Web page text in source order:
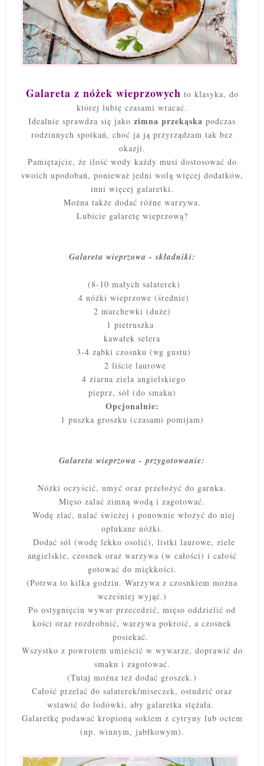
Galareta z nóżek wieprzowych to klasyka, do
której lubię czasami wracać.
Idealnie sprawdza się jako zimna przekąska podczas
rodzinnych spotkań, choć ja ją przyrządzam tak bez
okazji.
Pamiętajcie, że ilość wody każdy musi dostosować do
swoich upodobań, ponieważ jedni wolą więcej dodatków,
inni więcej galaretki.
Można także dodać różne warzywa.
Lubicie galaretę wieprzową?
Galareta wieprzowa - składniki:
(8-10 małych salaterek)
4 nóżki wieprzowe (średnie)
2 marchewki (duże)
1 pietruszka
kawałek selera
3-4 ząbki czosnku (wg gustu)
2 liście laurowe
4 ziarna ziela angielskiego
pieprz, sól (do smaku)
Opcjonalnie:
1 puszka groszku (czasami pomijam)
Galareta wieprzowa - przygotowanie:
Nóżki oczyścić, umyć oraz przełożyć do garnka.
Mięso zalać zimną wodą i zagotować.
Wodę zlać, nalać świeżej i ponownie włożyć do niej
opłukane nóżki.
Dodać sól (wodę lekko osolić), listki laurowe, ziele
angielskie, czosnek oraz warzywa (w całości) i całość
gotować do miękkości.
(Potrwa to kilka godzin. Warzywa z czosnkiem można
wcześniej wyjąć.)
Po ostygnięciu wywar przecedzić, mięso oddzielić od
kości oraz rozdrobnić, warzywa pokroić, a czosnek
posiekać.
Wszystko z powrotem umieścić w wywarze, doprawić do
smaku i zagotować.
(Tutaj można też dodać groszek.)
Całość przelać do salaterek/miseczek, ostudzić oraz
wstawić do lodówki, aby galaretka stężała.
Galaretkę podawać kropioną sokiem z cytryny lub octem
(np. winnym, jabłkowym).